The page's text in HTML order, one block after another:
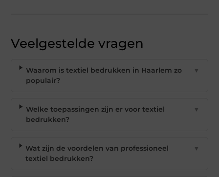
Veelgestelde vragen
Waarom is textiel bedrukken in Haarlem zo
populair?
▼
Welke toepassingen zijn er voor textiel
bedrukken?
▼
Wat zijn de voordelen van professioneel
textiel bedrukken?
▼